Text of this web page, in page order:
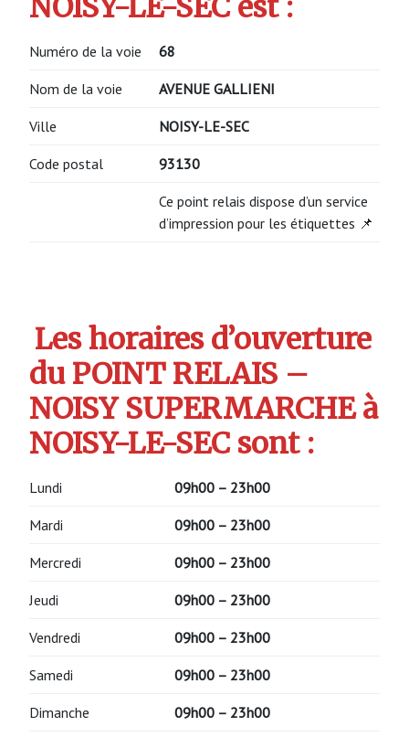
NOISY-LE-SEC est :
Numéro de la voie 68
Nom de la voie AVENUE GALLIENI
Ville NOISY-LE-SEC
Code postal 93130
Ce point relais dispose d’un service
d’impression pour les étiquettes 📌
Les horaires d’ouverture
du POINT RELAIS –
NOISY SUPERMARCHE à
NOISY-LE-SEC sont :
Lundi 09h00 – 23h00
Mardi 09h00 – 23h00
Mercredi 09h00 – 23h00
Jeudi 09h00 – 23h00
Vendredi 09h00 – 23h00
Samedi 09h00 – 23h00
Dimanche 09h00 – 23h00